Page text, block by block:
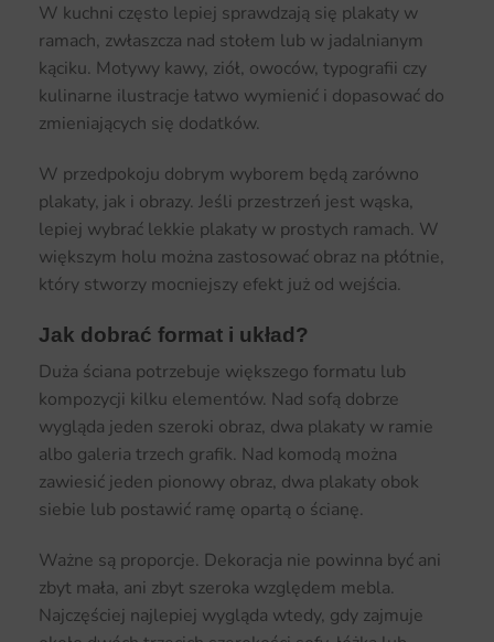
W kuchni często lepiej sprawdzają się plakaty w
ramach, zwłaszcza nad stołem lub w jadalnianym
kąciku. Motywy kawy, ziół, owoców, typografii czy
kulinarne ilustracje łatwo wymienić i dopasować do
zmieniających się dodatków.
W przedpokoju dobrym wyborem będą zarówno
plakaty, jak i obrazy. Jeśli przestrzeń jest wąska,
lepiej wybrać lekkie plakaty w prostych ramach. W
większym holu można zastosować obraz na płótnie,
który stworzy mocniejszy efekt już od wejścia.
Jak dobrać format i układ?
Duża ściana potrzebuje większego formatu lub
kompozycji kilku elementów. Nad sofą dobrze
wygląda jeden szeroki obraz, dwa plakaty w ramie
albo galeria trzech grafik. Nad komodą można
zawiesić jeden pionowy obraz, dwa plakaty obok
siebie lub postawić ramę opartą o ścianę.
Ważne są proporcje. Dekoracja nie powinna być ani
zbyt mała, ani zbyt szeroka względem mebla.
Najczęściej najlepiej wygląda wtedy, gdy zajmuje